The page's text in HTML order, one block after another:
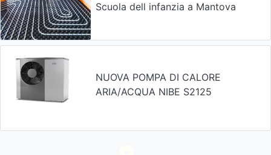
Scuola dell infanzia a Mantova
NUOVA POMPA DI CALORE
ARIA/ACQUA NIBE S2125